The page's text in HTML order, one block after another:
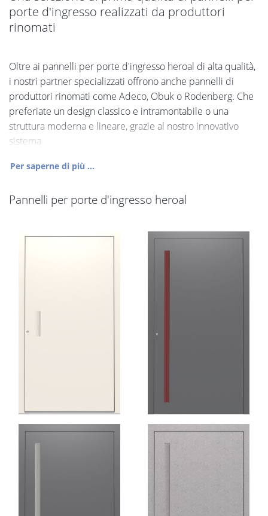
porte d'ingresso realizzati da produttori
rinomati
Oltre ai pannelli per porte d'ingresso heroal di alta qualità,
i nostri partner specializzati offrono anche pannelli di
produttori rinomati come Adeco, Obuk o Rodenberg. Che
preferiate un design classico e intramontabile o una
struttura moderna e lineare, grazie al nostro innovativo
sistema
Per saperne di più ...
Pannelli per porte d'ingresso heroal